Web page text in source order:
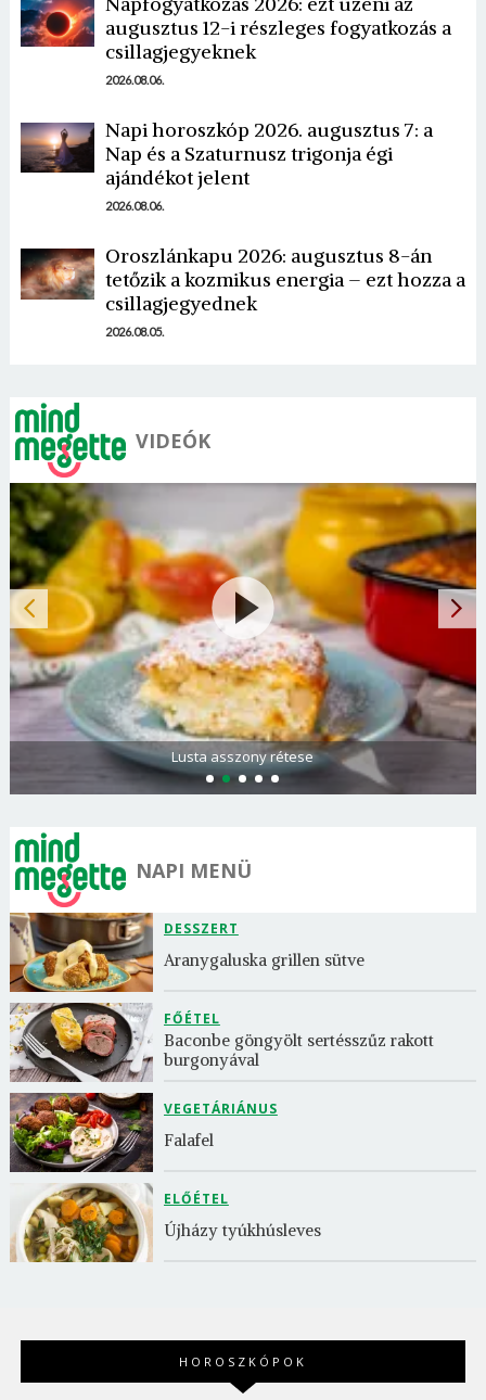
augusztus 12-i részleges fogyatkozás a
csillagjegyeknek
2026.08.06.
Napi horoszkóp 2026. augusztus 7: a
Nap és a Szaturnusz trigonja égi
ajándékot jelent
2026.08.06.
Oroszlánkapu 2026: augusztus 8-án
tetőzik a kozmikus energia – ezt hozza a
csillagjegyednek
2026.08.05.
VIDEÓK
Lusta asszony rétese
NAPI MENÜ
DESSZERT
Aranygaluska grillen sütve
FŐÉTEL
Baconbe göngyölt sertésszűz rakott
burgonyával
VEGETÁRIÁNUS
Falafel
ELŐÉTEL
Újházy tyúkhúsleves
HOROSZKÓPOK
Borsonline bejelentkezés
E-mail cím vagy felhasználónév
Jelszó